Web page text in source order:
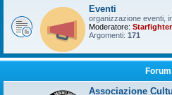
Eventi
organizzazione eventi,
Moderatore:
Argomenti: 171
Forum
Associazione